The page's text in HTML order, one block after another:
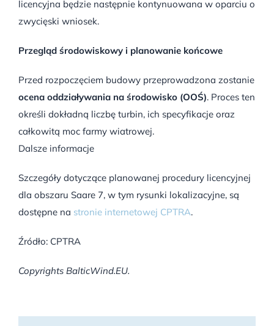
licencyjna będzie następnie kontynuowana w oparciu o
zwycięski wniosek.
Przegląd środowiskowy i planowanie końcowe
Przed rozpoczęciem budowy przeprowadzona zostanie
ocena oddziaływania na środowisko (OOŚ). Proces ten
określi dokładną liczbę turbin, ich specyfikacje oraz
całkowitą moc farmy wiatrowej.
Dalsze informacje
Szczegóły dotyczące planowanej procedury licencyjnej
dla obszaru Saare 7, w tym rysunki lokalizacyjne, są
dostępne na stronie internetowej CPTRA.
Źródło: CPTRA
Copyrights BalticWind.EU.